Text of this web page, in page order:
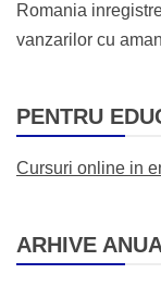
Romania
vanzarilor cu
PENTRU
Cursuri online in
ARHIVE